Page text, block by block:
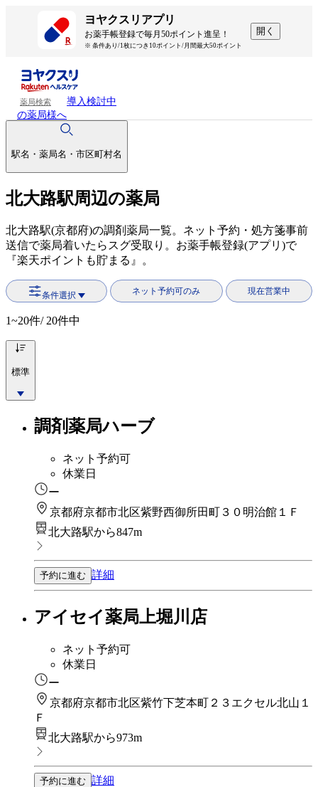
ヨヤクスリアプリ
お薬手帳登録で毎月50ポイント進呈！
※ 条件あり/1枚につき10ポイント/月間最大50ポイント
開く
薬局検索
導入検討中
の薬局様へ
駅名・薬局名・市区町村名
北大路駅周辺の薬局
北大路駅(京都府)の調剤薬局一覧。ネット予約・処方箋事前
送信で薬局着いたらスグ受取り。お薬手帳登録(アプリ)で
『楽天ポイントも貯まる』。
条件選択 ネット予約可のみ 現在営業中
1~20件/ 20件中
標準
調剤薬局ハーブ
ネット予約可
休業日
ー
京都府京都市北区紫野西御所田町３０明治館１Ｆ
北大路駅から847m
予約に進む 詳細
アイセイ薬局上堀川店
ネット予約可
休業日
ー
京都府京都市北区紫竹下芝本町２３エクセル北山１
Ｆ
北大路駅から973m
予約に進む 詳細